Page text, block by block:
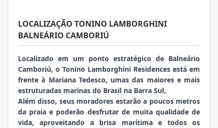
LOCALIZAÇÃO TONINO LAMBORGHINI
BALNEÁRIO CAMBORIÚ
Localizado em um ponto estratégico de Balneário
Camboriú, o Tonino Lamborghini Residences está em
frente à Mariana Tedesco, umas das maiores e mais
estruturadas marinas do Brasil na Barra Sul,
Além disso, seus moradores estarão a poucos metros
da praia e poderão desfrutar de muita qualidade de
vida, aproveitando a brisa marítima e todos os